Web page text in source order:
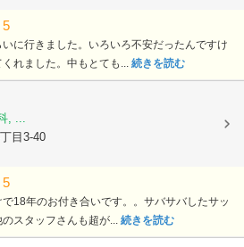
5
に行きました。いろいろ不安だったんですけ
れました。中もとても... 続きを読む
, ...
目3-40
5
18年のお付き合いです。。サバサバしたサッ
スタッフさんも超が... 続きを読む